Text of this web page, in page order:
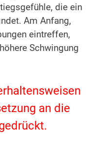
die ein
Am Anfang,
eintreffen,
Schwingung
an die